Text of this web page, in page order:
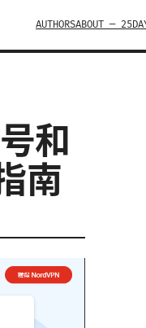
AUTHORSABOUT —
和
南